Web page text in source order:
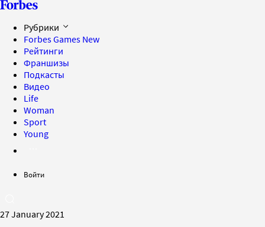
Рубрики
Forbes Games New
Рейтинги
Франшизы
Подкасты
Видео
Life
Woman
Sport
Young
Войти
27 January 2021